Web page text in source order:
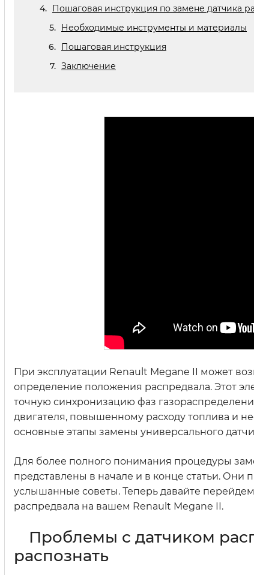
Пошаговая инструкция по замене датчика
Необходимые инструменты и материалы
Пошаговая инструкция
Заключение
При эксплуатации Renault Megane II может
определение положения распредвала. Этот
точную синхронизацию фаз
двигателя, повышенному расходу топлива и
основные этапы замены универсального
Для более полного понимания процедуры
представлены в начале и в конце статьи. Они
услышанные советы. Теперь давайте
распредвала на вашем Renault Megane II.
Проблемы с датчиком
распознать